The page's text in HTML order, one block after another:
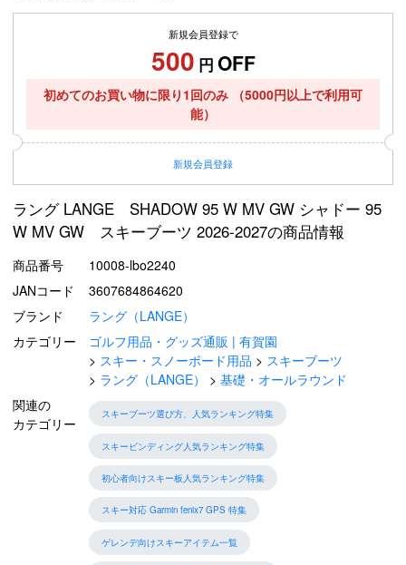
新規会員登録で
500 円 OFF
初めてのお買い物に限り1回のみ
（5000円以上で利用可
能）
新規会員登録
ラング LANGE SHADOW 95 W MV GW シャドー 95
W MV GW スキーブーツ 2026-2027の商品情報
商品番号
10008-lbo2240
JANコード
3607684864620
ブランド
ラング（LANGE）
カテゴリー
ゴルフ用品・グッズ通販 | 有賀園
スキー・スノーボード用品
スキーブーツ
ラング（LANGE）
基礎・オールラウンド
関連の
カテゴリー
スキーブーツ選び方、人気ランキング特集
スキービンディング人気ランキング特集
初心者向けスキー板人気ランキング特集
スキー対応 Garmin fenix7 GPS 特集
ゲレンデ向けスキーアイテム一覧